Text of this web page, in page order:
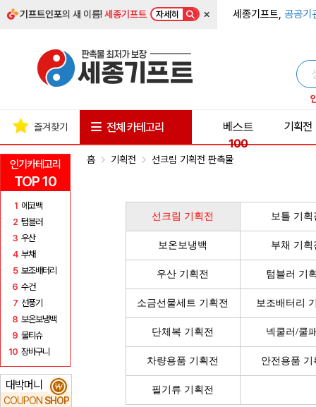
기프트인포의 새 이름!세종기프트 자세히 × 세종기프트, 공공기
인기카테고리
TOP 10
1 에코백
2 텀블러
3 우산
4 부채
5 보조배터리
6 수건
7 선풍기
8 보온보냉백
9 물티슈
10 장바구니
대박머니
COUPON SHOP
₩
즐겨찾기 전체 카테고리
베스트
100
기획전
홈 기획전 선크림 기획전 판촉물
선크림 기획전 보틀 기획
보온보냉백 부채 기획
우산 기획전 텀블러 기
소금선물세트 기획전 보조배터리
단체복 기획전 넥쿨러/쿨
차량용품 기획전 안전용품 기
필기류 기획전